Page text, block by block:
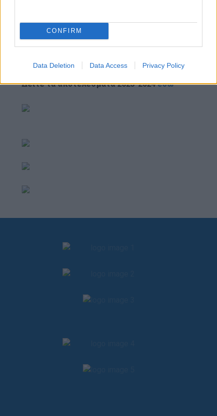
CONFIRM
Data Deletion Data Access Privacy Policy
των Hellenic Responsible Business Awards.
Συνεχίζουμε να ανακυκλώνουμε!
Δείτε τα αποτελέσματα 2023-2024εδώ